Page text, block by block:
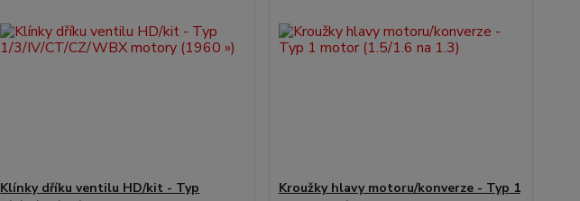
Klínky dříku ventilu HD/kit - Typ
Kroužky hlavy motoru/konverze - Typ 1